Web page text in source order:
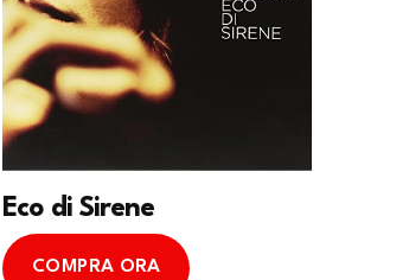
Eco di Sirene
COMPRA ORA